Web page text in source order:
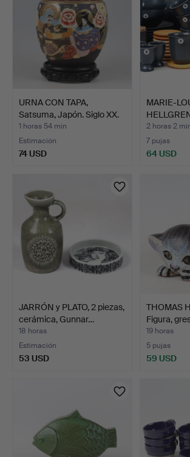
URNA CON TAPA,
Satsuma, Japón. Siglo XX.
1 horas 54 min
Estimación
74 USD
MARIE-
vajilla, …
2 horas 2
7 pujas
64 USD
JARRÓN y PLATO, 2 piezas,
cerámica, Gunnar…
18 horas
Estimación
53 USD
THOMAS
Figura,
19 horas
5 pujas
59 USD